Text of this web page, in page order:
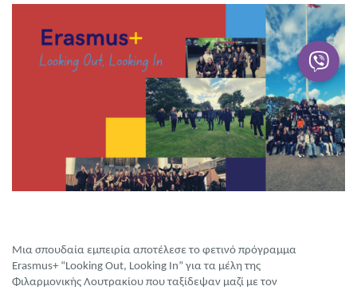
Μια σπουδαία εμπειρία αποτέλεσε το φετινό πρόγραμμα
Erasmus+ “Looking Out, Looking In” για τα μέλη της
Φιλαρμονικής Λουτρακίου που ταξίδεψαν μαζί με τον